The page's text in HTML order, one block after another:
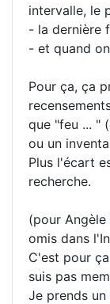
intervalle, le
- la dernière
- et quand
Pour ça, ça
que "feu ... "
ou un
Plus l'écart
recherche.
(pour Angèle
omis dans
C'est pour
suis pas
Je prends